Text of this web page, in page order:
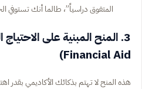
المتفوق دراسياً”، طالما أنك تستوفي
Financial Aid)
هذه المنح لا تهتم بذكائك الأكاديمي بقدر